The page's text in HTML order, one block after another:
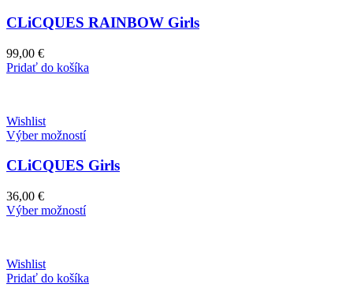
CLiCQUES RAINBOW Girls
99,00 €
Pridať do košíka
Wishlist
Výber možností
CLiCQUES Girls
36,00 €
Výber možností
Wishlist
Pridať do košíka